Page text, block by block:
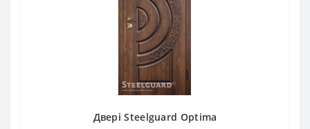
Двері Steelguard Optima